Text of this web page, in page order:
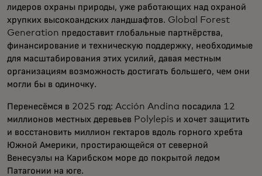
лидеров охраны природы, уже работающих над охраной
хрупких высокоандских ландшафтов. Global Forest
Generation предоставит глобальные партнёрства,
финансирование и техническую поддержку, необходимые
для масштабирования этих усилий, давая местным
организациям возможность достигать большего, чем они
могли бы в одиночку.
Перенесёмся в 2025 год: Acción Andina посадила 12
миллионов местных деревьев Polylepis и хочет защитить
и восстановить миллион гектаров вдоль горного хребта
Южной Америки, простирающейся от северной
Венесуэлы на Карибском море до покрытой ледом
Патагонии на юге.